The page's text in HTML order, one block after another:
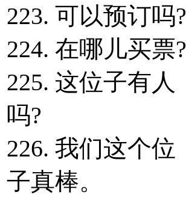
223. 可以预订吗?
224. 在哪儿买票?
225. 这位子有人
吗?
226. 我们这个位
子真棒。